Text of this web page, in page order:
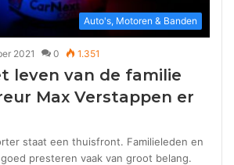
Auto's, Motoren & Banden
2021 0 1.351
leven van de familie
Max Verstappen er
staat een thuisfront. Familieleden en
presteren vaak van groot belang.